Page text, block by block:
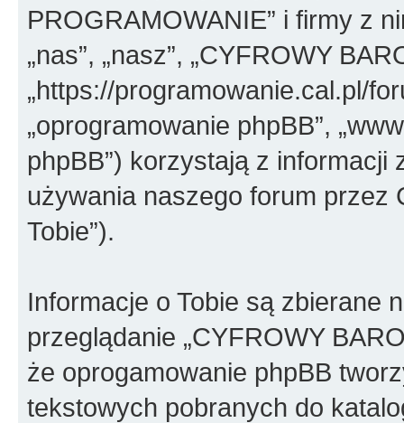
PROGRAMOWANIE” i firmy z
„nas”, „nasz”, „CYFROWY
„https://programowanie.cal.pl/
„oprogramowanie phpBB”,
phpBB”) korzystają z
używania naszego forum przez
Tobie”).
Informacje o Tobie są zbierane
przeglądanie „CYFROWY
że oprogamowanie phpBB
tekstowych pobranych do